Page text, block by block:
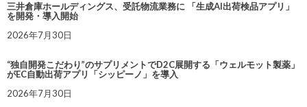
三井倉庫ホールディングス、受託物流業務に 「生成AI出荷検品アプリ」
を開発・導入開始
2026年7月30日
“独自開発こだわり”のサプリメントでD2C展開する「ウェルモット製薬」
がEC自動出荷アプリ「シッピーノ」を導入
2026年7月30日